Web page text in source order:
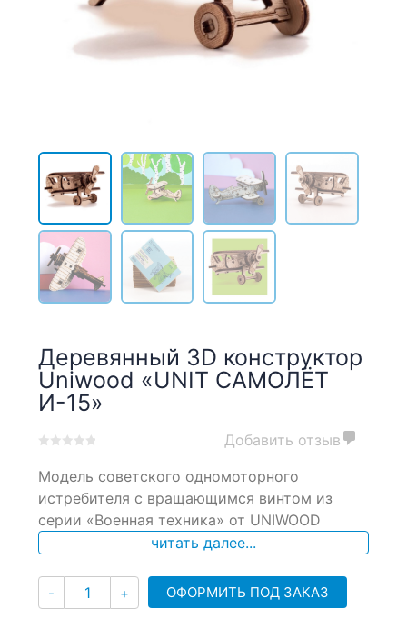
Деревянный 3D конструктор
Uniwood «UNIT САМОЛЁТ
И-15»
out
based
on
Добавить отзыв
Модель советского одномоторного
истребителя с вращающимся винтом из
серии «Военная техника» от UNIWOOD
читать далее...
- Количество
+ ОФОРМИТЬ ПОД ЗАКАЗ